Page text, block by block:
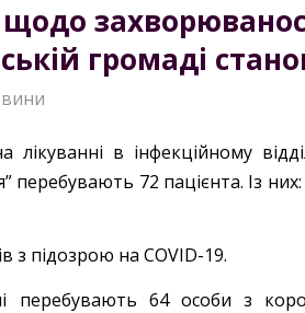
громаді
в інфекційному
перебувають 72 пацієнта. Із
з підозрою на COVID-19.
перебувають 64 особи з